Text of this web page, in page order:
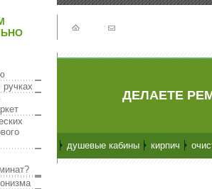
ДЕЛАЕТЕ
душевые кабины кирпич